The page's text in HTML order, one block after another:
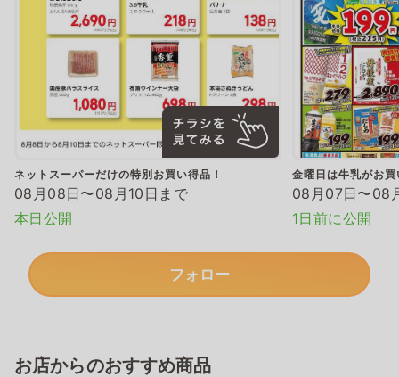
ネットスーパーだけの特別お買い得品！
08月08日〜08月10日まで
本日公開
金曜日は牛乳がお
08月07日〜08
1日前に公開
フォロー
お店からのおすすめ商品